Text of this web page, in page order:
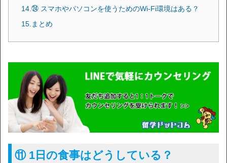
㉔ スマホやパソコンを使うためのWi-Fi環境はある？
まとめ
⑪ 1日の食事はどうしている？